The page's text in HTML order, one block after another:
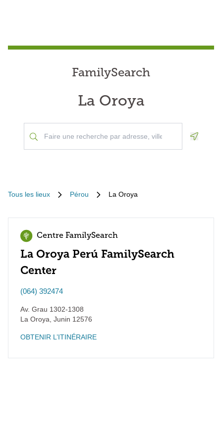
FamilySearch
La Oroya
Tous les lieux Pérou La Oroya
Centre FamilySearch
La Oroya Perú FamilySearch
Center
(064) 392474
Av. Grau 1302-1308
La Oroya Junin 12576
OBTENIR L’ITINÉRAIRE